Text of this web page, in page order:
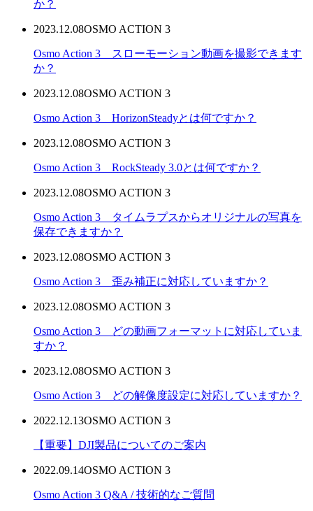
か？
2023.12.08OSMO ACTION 3
Osmo Action 3 スローモーション動画を撮影できます
か？
2023.12.08OSMO ACTION 3
Osmo Action 3 HorizonSteadyとは何ですか？
2023.12.08OSMO ACTION 3
Osmo Action 3 RockSteady 3.0とは何ですか？
2023.12.08OSMO ACTION 3
Osmo Action 3 タイムラプスからオリジナルの写真を
保存できますか？
2023.12.08OSMO ACTION 3
Osmo Action 3 歪み補正に対応していますか？
2023.12.08OSMO ACTION 3
Osmo Action 3 どの動画フォーマットに対応していま
すか？
2023.12.08OSMO ACTION 3
Osmo Action 3 どの解像度設定に対応していますか？
2022.12.13OSMO ACTION 3
【重要】DJI製品についてのご案内
2022.09.14OSMO ACTION 3
Osmo Action 3 Q&A / 技術的なご質問